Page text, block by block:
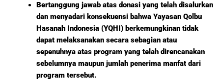
Bertanggung jawab atas donasi yang telah disalurkan
dan menyadari konsekuensi bahwa Yayasan Qolbu
Hasanah Indonesia (YQHI) berkemungkinan tidak
dapat melaksanakan secara sebagian atau
sepenuhnya atas program yang telah direncanakan
sebelumnya maupun jumlah penerima manfat dari
program tersebut.